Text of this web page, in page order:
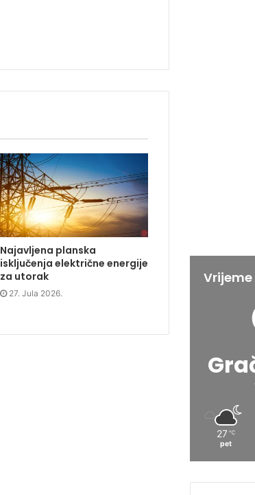
Najavljena planska
isključenja električne energije
za utorak
27. Jula 2026.
Vrijeme
27 ℃
pet